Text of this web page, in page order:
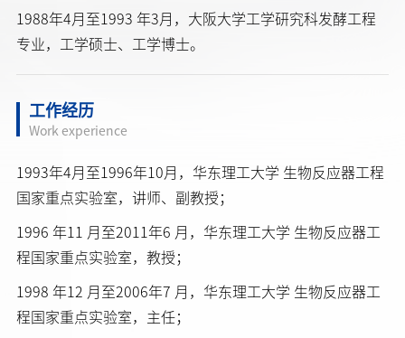
1988年4月至1993 年3月，大阪大学工学研究科发酵工程
专业，工学硕士、工学博士。
工作经历
Work experience
1993年4月至1996年10月，华东理工大学 生物反应器工程
国家重点实验室，讲师、副教授；
1996 年11 月至2011年6 月，华东理工大学 生物反应器工
程国家重点实验室，教授；
1998 年12 月至2006年7 月，华东理工大学 生物反应器工
程国家重点实验室，主任；